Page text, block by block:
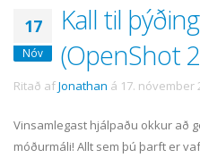
17
Nóv
Kall til
(OpenShot
Ritað afJonathan á 17. nóvember
Vinsamlegast hjálpaðu okkur að
móðurmáli! Allt sem þú þarft er